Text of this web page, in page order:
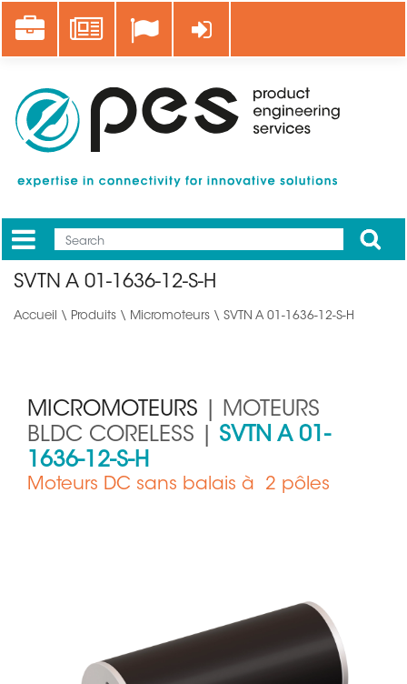
au
contenu
Career News Se connecter
Mobile
Main
Apply
SVTN A 01-1636-12-S-H
Accueil \ Produits \ Micromoteurs \ SVTN A 01-1636-12-S-H
MICROMOTEURS | MOTEURS
BLDC CORELESS | SVTN A 01-
1636-12-S-H
Moteurs DC sans balais à 2 pôles